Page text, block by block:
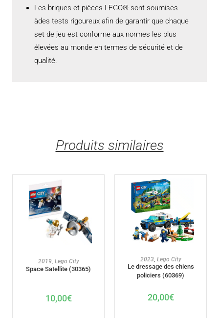
Les briques et pièces LEGO® sont soumises
àdes tests rigoureux afin de garantir que chaque
set de jeu est conforme aux normes les plus
élevées au monde en termes de sécurité et de
qualité.
Produits similaires
AJOUTER AU PANIER
2019, Lego City
Space Satellite (30365)
10,00€
AJOUTER AU PANIER
2023, Lego City
Le dressage des chiens
policiers (60369)
20,00€